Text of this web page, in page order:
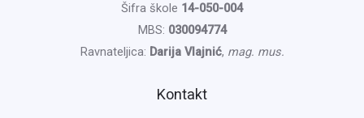
Šifra škole 14-050-004
MBS: 030094774
Ravnateljica: Darija Vlajnić, mag. mus.
Kontakt